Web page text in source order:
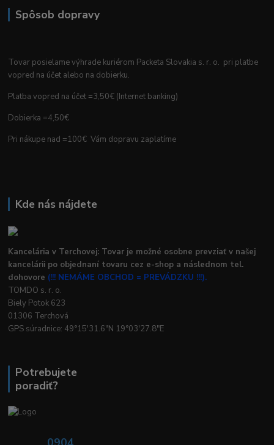
Spôsob dopravy
Tovar posielame výhrade kuriérom Packeta Slovakia s. r. o. pri platbe
vopred na účet alebo na dobierku.
Platba vopred na účet =3,50€ (Internet banking)
Dobierka =4,50€
Pri nákupe nad =100€ Vám dopravu zaplatíme
Kde nás nájdete
Kancelária v Terchovej: Tovar je možné osobne prevziať v našej
kancelárii po objednaní tovaru cez e-shop a následnom tel.
dohovore (!!! NEMÁME OBCHOD = PREVÁDZKU !!!).
TOMDO s. r. o.
Biely Potok 623
01306 Terchová
GPS súradnice: 49°15'31.6"N 19°03'27.8"E
Potrebujete
poradiť?